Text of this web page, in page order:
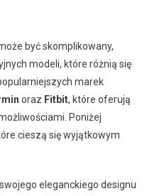
być skomplikowany,
modeli, które różnią się
marek
oraz Fitbit, które oferują
Poniżej
cieszą się wyjątkowym
eleganckiego designu